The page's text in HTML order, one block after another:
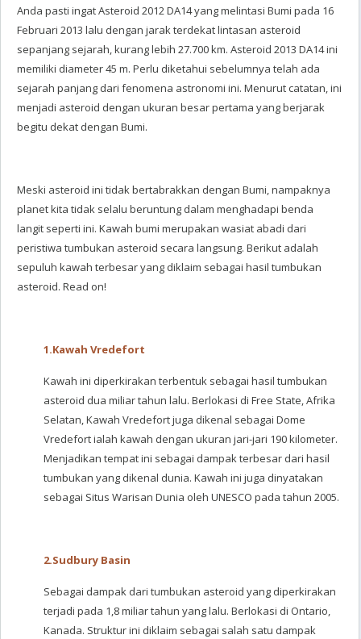
Anda pasti ingat Asteroid 2012 DA14 yang melintasi Bumi pada 16
Februari 2013 lalu dengan jarak terdekat lintasan asteroid
sepanjang sejarah, kurang lebih 27.700 km. Asteroid 2013 DA14 ini
memiliki diameter 45 m. Perlu diketahui sebelumnya telah ada
sejarah panjang dari fenomena astronomi ini. Menurut catatan, ini
menjadi asteroid dengan ukuran besar pertama yang berjarak
begitu dekat dengan Bumi.
Meski asteroid ini tidak bertabrakkan dengan Bumi, nampaknya
planet kita tidak selalu beruntung dalam menghadapi benda
langit seperti ini. Kawah bumi merupakan wasiat abadi dari
peristiwa tumbukan asteroid secara langsung. Berikut adalah
sepuluh kawah terbesar yang diklaim sebagai hasil tumbukan
asteroid. Read on!
1.Kawah Vredefort
Kawah ini diperkirakan terbentuk sebagai hasil tumbukan
asteroid dua miliar tahun lalu. Berlokasi di Free State, Afrika
Selatan, Kawah Vredefort juga dikenal sebagai Dome
Vredefort ialah kawah dengan ukuran jari-jari 190 kilometer.
Menjadikan tempat ini sebagai dampak terbesar dari hasil
tumbukan yang dikenal dunia. Kawah ini juga dinyatakan
sebagai Situs Warisan Dunia oleh UNESCO pada tahun 2005.
2.Sudbury Basin
Sebagai dampak dari tumbukan asteroid yang diperkirakan
terjadi pada 1,8 miliar tahun yang lalu. Berlokasi di Ontario,
Kanada. Struktur ini diklaim sebagai salah satu dampak